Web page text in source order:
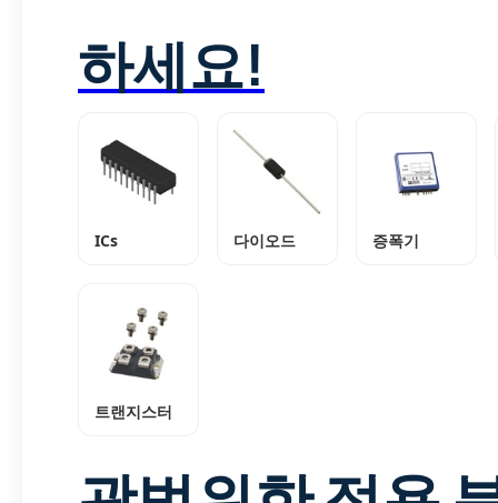
하세요!
ICs 다이오드 증폭기
트랜지스터